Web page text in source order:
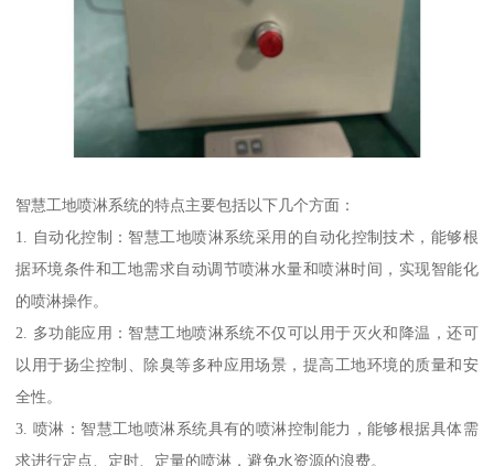
智慧工地喷淋系统的特点主要包括以下几个方面：
1. 自动化控制：智慧工地喷淋系统采用的自动化控制技术，能够根
据环境条件和工地需求自动调节喷淋水量和喷淋时间，实现智能化
的喷淋操作。
2. 多功能应用：智慧工地喷淋系统不仅可以用于灭火和降温，还可
以用于扬尘控制、除臭等多种应用场景，提高工地环境的质量和安
全性。
3. 喷淋：智慧工地喷淋系统具有的喷淋控制能力，能够根据具体需
求进行定点、定时、定量的喷淋，避免水资源的浪费。